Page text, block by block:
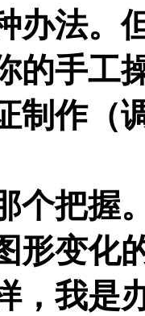
办法。
的手工
制作（
个把握
形变化
，我是